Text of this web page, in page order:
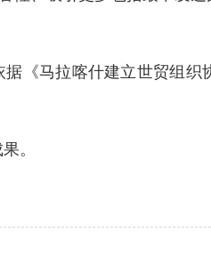
马拉喀什建立世贸组织
。